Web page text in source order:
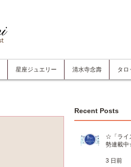
星座ジュエリー 清水寺念壽 タロ
Recent Posts
☆「ライ
勢連載
3 日前